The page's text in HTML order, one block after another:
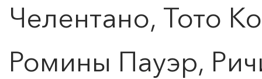
Челентано, Тото
Ромины Пауэр,